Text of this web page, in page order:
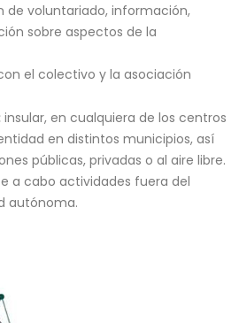
de voluntariado, información,
sobre aspectos de la
el colectivo y la asociación
insular, en cualquiera de los centros
en distintos municipios, así
públicas, privadas o al aire libre.
a cabo actividades fuera del
autónoma.